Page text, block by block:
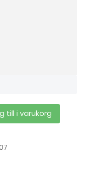
till i varukorg